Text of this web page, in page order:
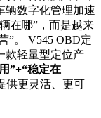
辆数字化管理加速
在哪”，而是越来
”。 V545 OBD定
款轻量型定位产
”+“稳定在
更灵活、更可